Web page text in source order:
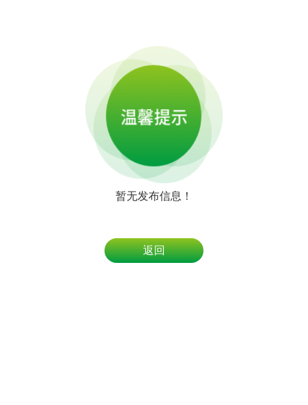
暂无发布信息！
返回